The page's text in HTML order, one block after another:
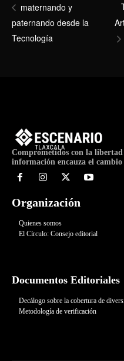
maternando y
paternando desde la
Tecnología
Comprometidos con la
información encauza el cambio
Organización
Quienes somos
El Círculo: Consejo editorial
Documentos Editoriales
Decálogo sobre la cobertura de
Metodología de verificación